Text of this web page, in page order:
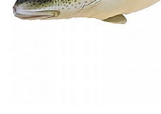
Barci, vapoare, ambarcatiuni